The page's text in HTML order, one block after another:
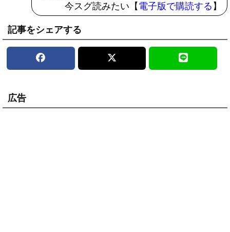
今スグ読みたい【 電子版で購読する 】
記事をシェアする
広告